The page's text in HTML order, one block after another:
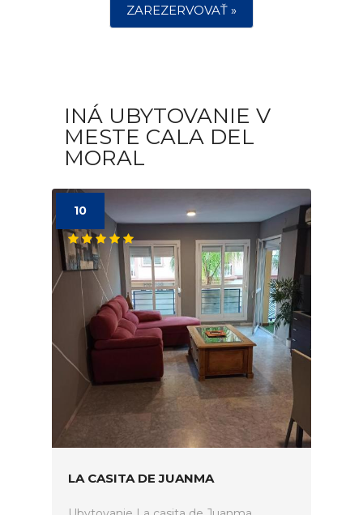
ZAREZERVOVAŤ »
INÁ UBYTOVANIE V
MESTE CALA DEL
MORAL
10
LA CASITA DE JUANMA